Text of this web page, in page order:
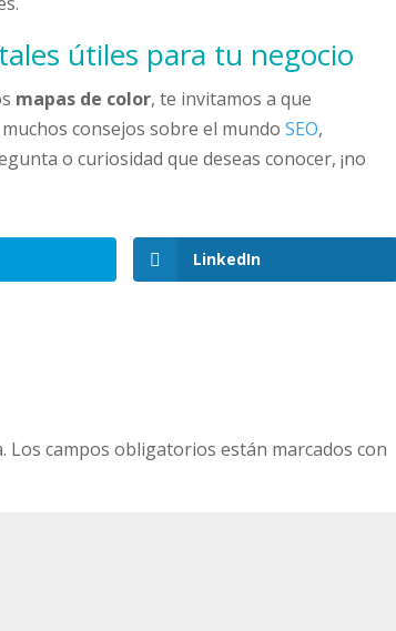
útiles para tu negocio
mapas de color, te invitamos a que
consejos sobre el mundoSEO,
o curiosidad que deseas conocer, ¡no
LinkedIn
Los campos obligatorios están marcados con